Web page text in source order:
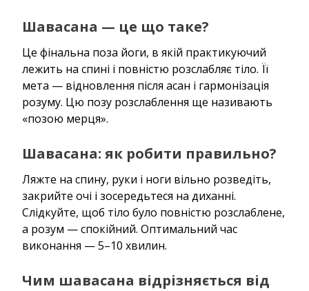
Шавасана — це що таке?
Це фінальна поза йоги, в якій практикуючий
лежить на спині і повністю розслабляє тіло. Її
мета — відновлення після асан і гармонізація
розуму. Цю позу розслаблення ще називають
«позою мерця».
Шавасана: як робити правильно?
Ляжте на спину, руки і ноги вільно розведіть,
закрийте очі і зосередьтеся на диханні.
Слідкуйте, щоб тіло було повністю розслаблене,
а розум — спокійний. Оптимальний час
виконання — 5–10 хвилин.
Чим шавасана відрізняється від